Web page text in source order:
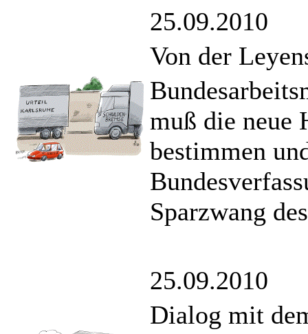
25.09.2010
Von der
muß die neue
bestimmen
Sparzwang
25.09.2010
Dialog mit